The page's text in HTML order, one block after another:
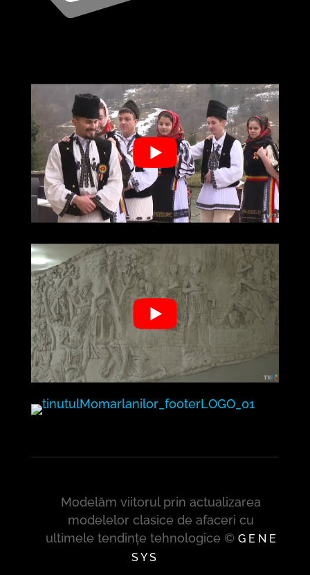
Modelăm viitorul prin actualizarea
modelelor clasice de afaceri cu
ultimele tendințe tehnologice ©G E N E
S Y S